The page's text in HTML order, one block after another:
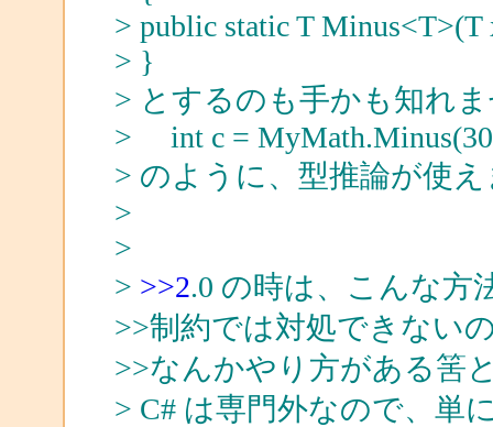
> public static T
> }
> とするのも手かも知れ
> int c =
> のように、型推論が使
>
>
> >>2.0 の時は、こんな方
>>制約では対処できない
>>なんかやり方がある筈
> C# は専門外なので、単